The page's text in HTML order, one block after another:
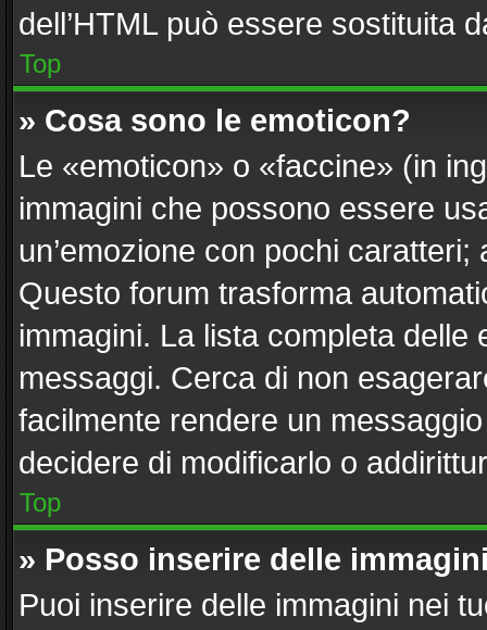
dell’HTML può essere sostituita
Top
» Cosa sono le emoticon?
Le «emoticon» o «faccine» (in
immagini che possono essere
un’emozione con pochi
Questo forum trasforma
immagini. La lista completa delle
messaggi. Cerca di non
facilmente rendere un
decidere di modificarlo o
Top
» Posso inserire delle
Puoi inserire delle immagini nei